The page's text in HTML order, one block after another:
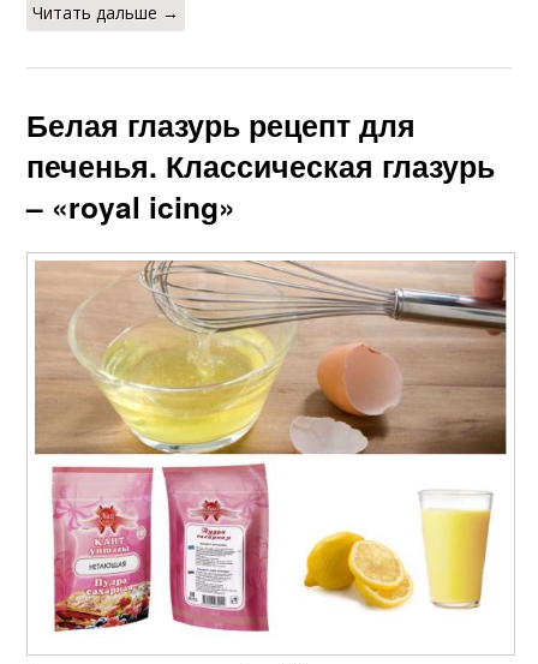
Читать дальше →
Белая глазурь рецепт для
печенья. Классическая глазурь
– «royal icing»